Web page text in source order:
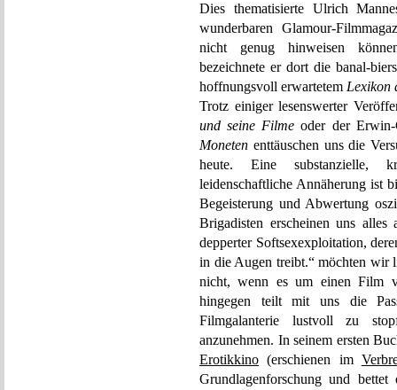
Dies thematisierte Ulrich
wunderbaren Glamour-
nicht genug hinweisen
bezeichnete er dort die banal-
hoffnungsvoll erwartetem Lexikon
Trotz einiger lesenswerter
und seine Filme oder der
Moneten enttäuschen uns die
heute. Eine substanzielle,
leidenschaftliche Annäherung ist
Begeisterung und Abwertung
Brigadisten erscheinen uns alles
depperter Softsexexploitation,
in die Augen treibt.“ möchten wir
nicht, wenn es um einen Film
hingegen teilt mit uns die
Filmgalanterie lustvoll zu
anzunehmen. In seinem ersten
Erotikkino (erschienen im
Grundlagenforschung und